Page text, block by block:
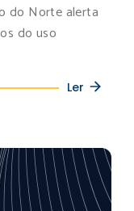
do Norte alerta
do uso
Ler